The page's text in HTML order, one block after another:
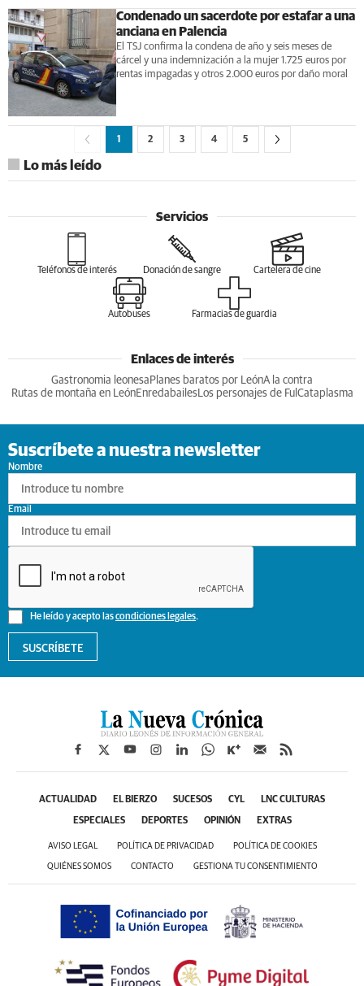
Condenado un sacerdote por estafar a una
anciana en Palencia
El TSJ confirma la condena de año y seis meses de
cárcel y una indemnización a la mujer 1.725 euros por
rentas impagadas y otros 2.000 euros por daño moral
1 2 3 4 5
Lo más leído
Servicios
Teléfonos de interés Donación de sangre Cartelera de cine
Autobuses Farmacias de guardia
Enlaces de interés
Gastronomia leonesa Planes baratos por LeónA la contra
Rutas de montaña en LeónEnredabailesLos personajes de Ful Cataplasma
Suscríbete a nuestra newsletter
Nombre
He leído y acepto lascondiciones legales.
Email
SUSCRÍBETE
ACTUALIDAD EL BIERZO SUCESOS CYL LNC CULTURAS
ESPECIALES DEPORTES OPINIÓN EXTRAS
AVISO LEGAL POLÍTICA DE PRIVACIDAD POLÍTICA DE COOKIES
QUIÉNES SOMOS CONTACTO GESTIONA TU CONSENTIMIENTO